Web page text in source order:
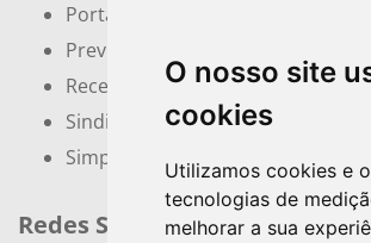
O nosso site
cookies
Utilizamos cookies e
tecnologias de
melhorar a sua
Portal do Empreendedor
Previdência Social
Receita Federal
Sindicatos e Associações
Simples Nacional
Redes Sociais